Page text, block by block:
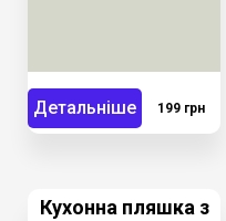
Детальніше 199 грн
Кухонна пляшка з